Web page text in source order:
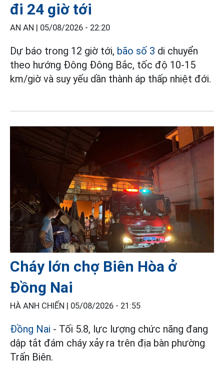
đi 24 giờ tới
AN AN | 05/08/2026 - 22:20
Dự báo trong 12 giờ tới, bão số 3 di chuyển
theo hướng Đông Đông Bắc, tốc độ 10-15
km/giờ và suy yếu dần thành áp thấp nhiệt đới.
Cháy lớn chợ Biên Hòa ở
Đồng Nai
HÀ ANH CHIẾN | 05/08/2026 - 21:55
Đồng Nai - Tối 5.8, lực lượng chức năng đang
dập tắt đám cháy xảy ra trên địa bàn phường
Trấn Biên.